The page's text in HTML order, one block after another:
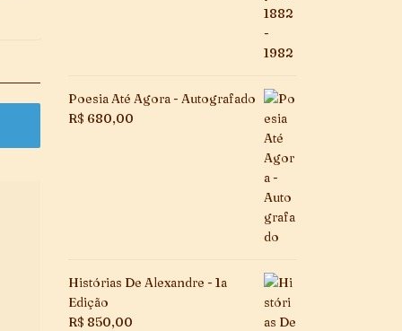
Poesia Até Agora - Autografado
R$ 680,00
Histórias De Alexandre - 1a
Edição
R$ 850,00